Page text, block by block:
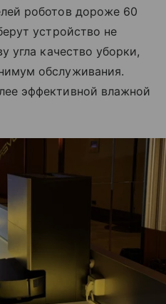
роботов дороже 60
устройство не
угла качество уборки,
обслуживания.
эффективной влажной